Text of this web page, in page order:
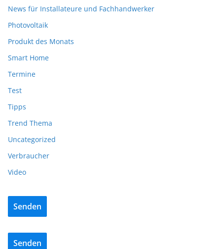
News für Installateure und Fachhandwerker
Photovoltaik
Produkt des Monats
Smart Home
Termine
Test
Tipps
Trend Thema
Uncategorized
Verbraucher
Video
Senden
Senden